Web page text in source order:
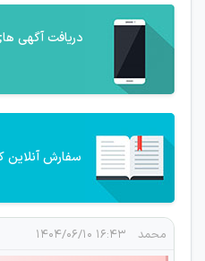
دریافت آگهی
سفارش آنلاین
محمد ۱۶:۴۳ ۱۴۰۴/۰۶/۱۰